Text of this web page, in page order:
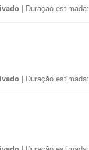
| Duração estimada:
| Duração estimada: